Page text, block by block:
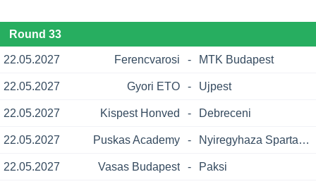
Round 33
22.05.2027 Ferencvarosi - MTK Budapest
22.05.2027 Gyori ETO - Ujpest
22.05.2027 Kispest Honved - Debreceni
22.05.2027 Puskas Academy - Nyiregyhaza Spartacus
22.05.2027 Vasas Budapest - Paksi